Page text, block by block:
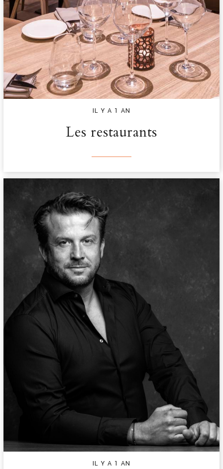
IL Y A 1 AN
Les restaurants
IL Y A 1 AN